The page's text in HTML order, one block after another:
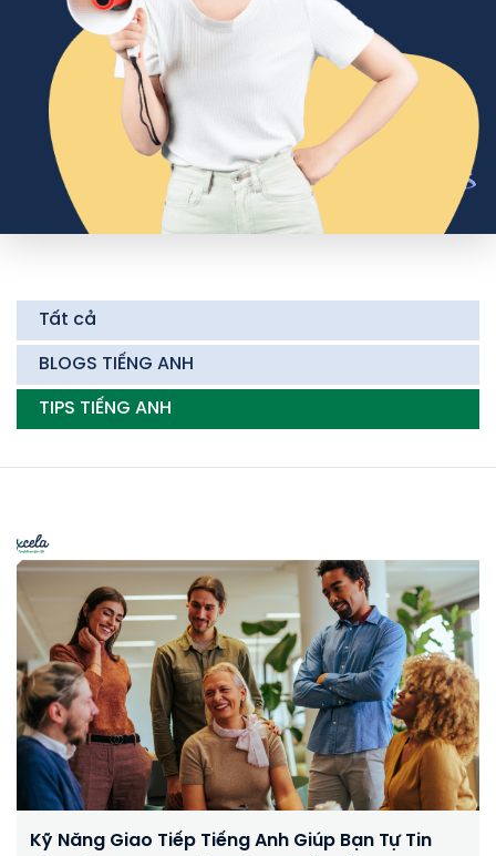
Tất cả
BLOGS TIẾNG ANH
TIPS TIẾNG ANH
Kỹ Năng Giao Tiếp Tiếng Anh Giúp Bạn Tự Tin